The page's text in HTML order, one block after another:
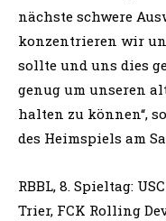
nächste schwere
konzentrieren wir
sollte und uns dies
genug um unseren
halten zu können“,
des Heimspiels am
RBBL, 8. Spieltag:
Trier, FCK Rolling